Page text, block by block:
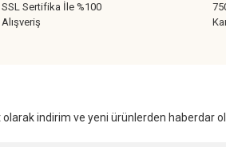
SSL Sertifika İle %100
olarak indirim ve yeni ürünlerden haberdar